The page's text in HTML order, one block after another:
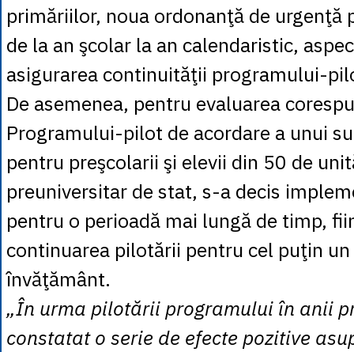
primăriilor, noua ordonanţă de urgenţă
de la an şcolar la an calendaristic,
asigurarea continuităţii programului-
De asemenea, pentru evaluarea
Programului-pilot de acordare a unui
pentru preşcolarii şi elevii din 50 de
preuniversitar de stat, s-a decis
pentru o perioadă mai lungă de timp,
continuarea pilotării pentru cel puţin
învăţământ.
„În urma pilotării programului în anii
constatat o serie de efecte pozitive